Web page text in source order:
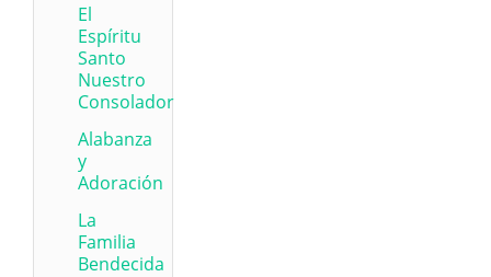
El
Espíritu
Santo
Nuestro
Consolador
Alabanza
y
Adoración
La
Familia
Bendecida